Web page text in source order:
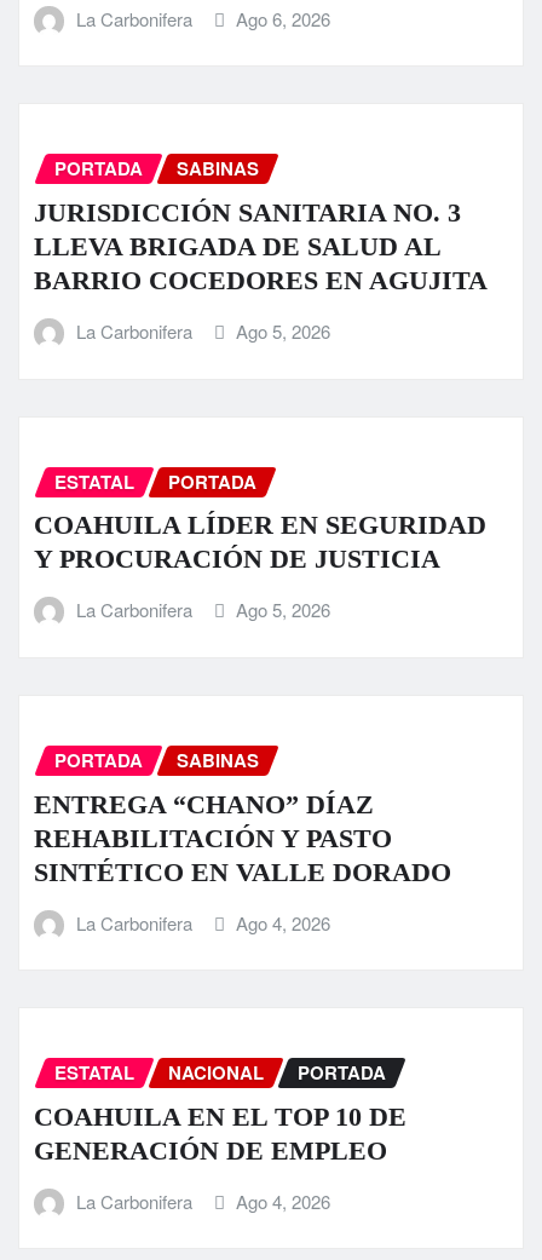
La Carbonifera Ago 6, 2026
PORTADA SABINAS
JURISDICCIÓN SANITARIA NO. 3
LLEVA BRIGADA DE SALUD AL
BARRIO COCEDORES EN AGUJITA
La Carbonifera Ago 5, 2026
ESTATAL PORTADA
COAHUILA LÍDER EN SEGURIDAD
Y PROCURACIÓN DE JUSTICIA
La Carbonifera Ago 5, 2026
PORTADA SABINAS
ENTREGA “CHANO” DÍAZ
REHABILITACIÓN Y PASTO
SINTÉTICO EN VALLE DORADO
La Carbonifera Ago 4, 2026
ESTATAL NACIONAL PORTADA
COAHUILA EN EL TOP 10 DE
GENERACIÓN DE EMPLEO
La Carbonifera Ago 4, 2026